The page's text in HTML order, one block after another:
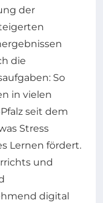
der
die
So
in vielen
seit dem
Stress
Lernen fördert.
und
digital